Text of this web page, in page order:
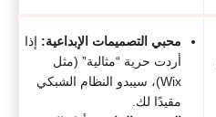
محبي التصميمات الإبداعية: إذا
أردت حرية “مثالية” (مثل
Wix)، سيبدو النظام الشبكي
مقيدًا لك.